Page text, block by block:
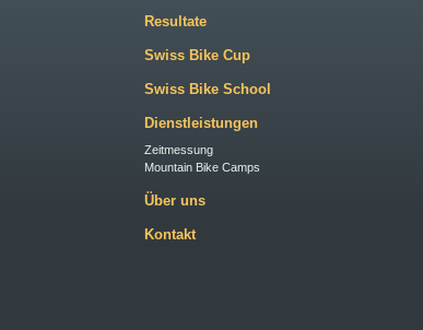
Resultate
Swiss Bike Cup
Swiss Bike School
Dienstleistungen
Zeitmessung
Mountain Bike Camps
Über uns
Kontakt